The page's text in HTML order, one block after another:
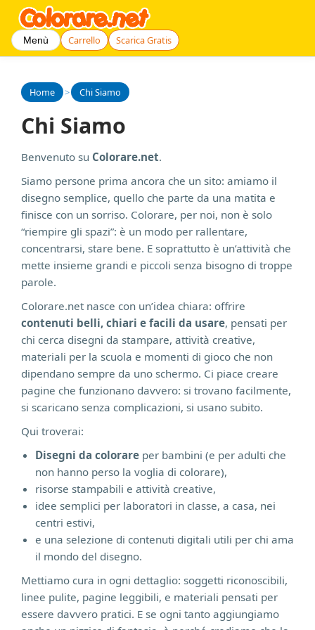
Menù Carrello Scarica Gratis
Home > Chi Siamo
Chi Siamo
Benvenuto su Colorare.net.
Siamo persone prima ancora che un sito: amiamo il
disegno semplice, quello che parte da una matita e
finisce con un sorriso. Colorare, per noi, non è solo
“riempire gli spazi”: è un modo per rallentare,
concentrarsi, stare bene. E soprattutto è un’attività che
mette insieme grandi e piccoli senza bisogno di troppe
parole.
Colorare.net nasce con un’idea chiara: offrire
contenuti belli, chiari e facili da usare, pensati per
chi cerca disegni da stampare, attività creative,
materiali per la scuola e momenti di gioco che non
dipendano sempre da uno schermo. Ci piace creare
pagine che funzionano davvero: si trovano facilmente,
si scaricano senza complicazioni, si usano subito.
Qui troverai:
Disegni da colorare per bambini (e per adulti che
non hanno perso la voglia di colorare),
risorse stampabili e attività creative,
idee semplici per laboratori in classe, a casa, nei
centri estivi,
e una selezione di contenuti digitali utili per chi ama
il mondo del disegno.
Mettiamo cura in ogni dettaglio: soggetti riconoscibili,
linee pulite, pagine leggibili, e materiali pensati per
essere davvero pratici. E se ogni tanto aggiungiamo